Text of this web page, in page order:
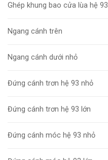
Ghép khung bao cửa lùa hệ 93
Ngang cánh trên
Ngang cánh dưới nhỏ
Đứng cánh trơn hệ 93 nhỏ
Đứng cánh trơn hệ 93 lớn
Đứng cánh móc hệ 93 nhỏ